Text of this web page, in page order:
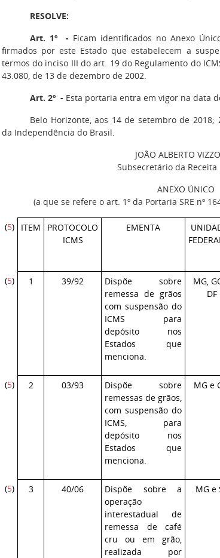
RESOLVE:
Art. 1º - Ficam identificados no Anexo
firmados por este Estado que estabelecem a
termos do inciso III do art. 19 do Regulamento do
43.080, de 13 de dezembro de 2002.
Art. 2º - Esta portaria entra em vigor na data
Belo Horizonte, aos 14 de setembro de
da Independência do Brasil.
JOÃO ALBERTO
Subsecretário da Receita
ANEXO ÚNICO
(a que se refere o art. 1º da Portaria SRE nº
(5) ITEM
PROTOCOLO
ICMS
EMENTA
(5) 1 39/92
Dispõe sobre
remessa de grãos
com suspensão do
ICMS para
depósito nos
Estados que
menciona.
MG,
DF
(5) 2 03/93
Dispõe sobre
remessas de grãos,
com suspensão do
ICMS, para
depósito nos
Estados que
menciona.
MG e
(5) 3 40/06
Dispõe sobre a
operação
interestadual de
remessa de café
cru ou em grão,
realizada por
MG e